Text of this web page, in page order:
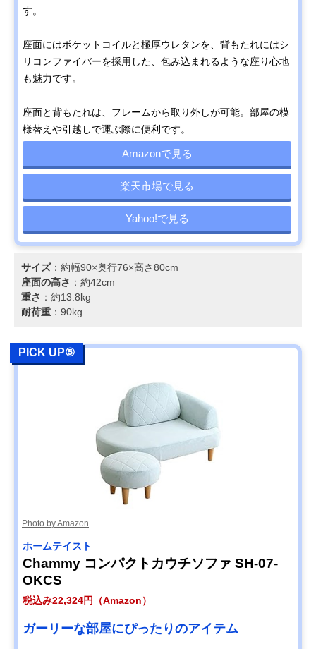
す。
座面にはポケットコイルと極厚ウレタンを、背もたれにはシ
リコンファイバーを採用した、包み込まれるような座り心地
も魅力です。
座面と背もたれは、フレームから取り外しが可能。部屋の模
様替えや引越しで運ぶ際に便利です。
Amazonで見る
楽天市場で見る
Yahoo!で見る
サイズ：約幅90×奥行76×高さ80cm
座面の高さ ：約42cm
重さ ：約13.8kg
耐荷重 ：90kg
PICK UP⑤
Photo by Amazon
ホームテイスト
Chammy コンパクトカウチソファ SH-07-
OKCS
税込み22,324円（Amazon）
ガーリーな部屋にぴったりのアイテム